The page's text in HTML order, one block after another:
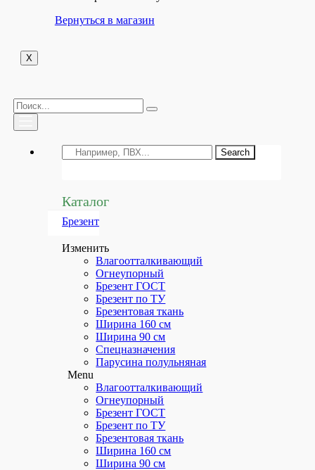
Вернуться в магазин
X
Search
Каталог
Брезент
Изменить
Влагоотталкивающий
Огнеупорный
Брезент ГОСТ
Брезент по ТУ
Брезентовая ткань
Ширина 160 см
Ширина 90 см
Спецназначения
Парусина полульняная
Menu
Влагоотталкивающий
Огнеупорный
Брезент ГОСТ
Брезент по ТУ
Брезентовая ткань
Ширина 160 см
Ширина 90 см